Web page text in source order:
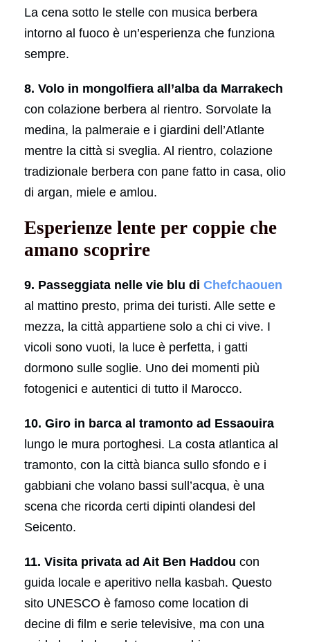
La cena sotto le stelle con musica berbera
intorno al fuoco è un’esperienza che funziona
sempre.
8. Volo in mongolfiera all’alba da Marrakech
con colazione berbera al rientro. Sorvolate la
medina, la palmeraie e i giardini dell’Atlante
mentre la città si sveglia. Al rientro, colazione
tradizionale berbera con pane fatto in casa, olio
di argan, miele e amlou.
Esperienze lente per coppie che
amano scoprire
9. Passeggiata nelle vie blu di Chefchaouen
al mattino presto, prima dei turisti. Alle sette e
mezza, la città appartiene solo a chi ci vive. I
vicoli sono vuoti, la luce è perfetta, i gatti
dormono sulle soglie. Uno dei momenti più
fotogenici e autentici di tutto il Marocco.
10. Giro in barca al tramonto ad Essaouira
lungo le mura portoghesi. La costa atlantica al
tramonto, con la città bianca sullo sfondo e i
gabbiani che volano bassi sull’acqua, è una
scena che ricorda certi dipinti olandesi del
Seicento.
11. Visita privata ad Ait Ben Haddou con
guida locale e aperitivo nella kasbah. Questo
sito UNESCO è famoso come location di
decine di film e serie televisive, ma con una